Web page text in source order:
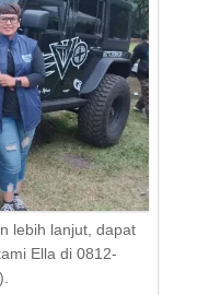
lebih lanjut, dapat
Ella di 0812-